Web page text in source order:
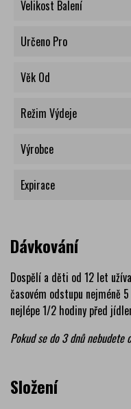
Velikost Balení
Určeno Pro
Věk Od
Režim Výdeje
Výrobce
Expirace
Dávkování
Dospělí a děti od 12 let
časovém odstupu nejméně
nejlépe 1/2 hodiny před
Pokud se do 3 dnů
Složení